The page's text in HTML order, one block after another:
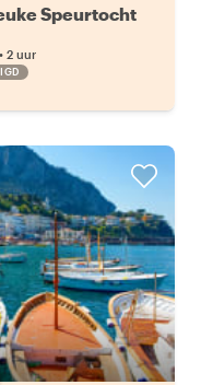
Speurtocht
• 2 uur